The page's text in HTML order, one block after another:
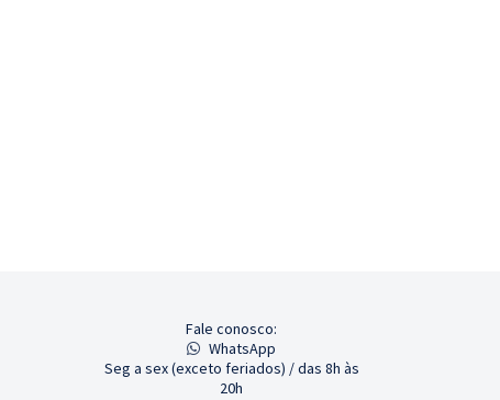
Fale conosco:
WhatsApp
Seg a sex (exceto feriados) / das 8h às
20h